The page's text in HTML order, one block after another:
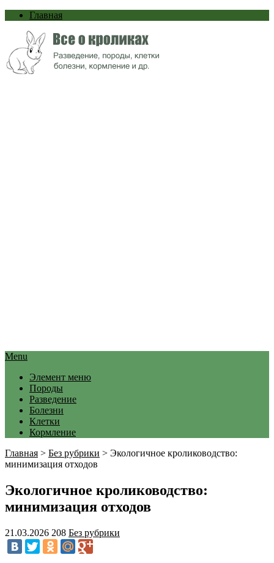
Главная
Menu
Элемент меню
Породы
Разведение
Болезни
Клетки
Кормление
Главная > Без рубрики > Экологичное кролиководство:
минимизация отходов
Экологичное кролиководство:
минимизация отходов
21.03.2026 208 Без рубрики